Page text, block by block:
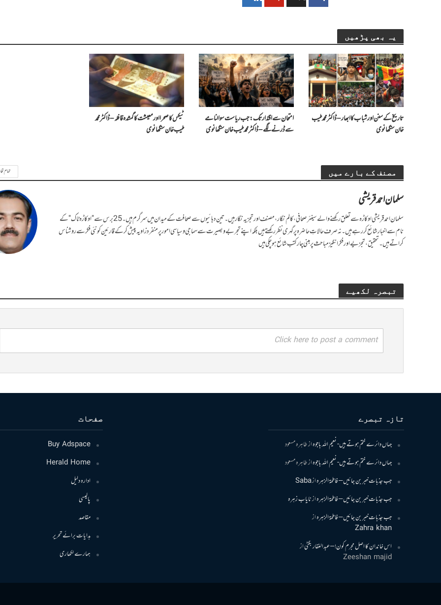
یہ بھی پڑھیں
تاریخ کے سنن اور شباب کا ابھار – ڈاکٹر محمد طیب
خان سنگھانوی
امتحان سے اقتدار تک: جب ریاست سوالنامے
سے ڈرنے لگے – ڈاکٹر محمد طیب خان سنگھانوی
ٹیکس کا صحرا اور معیشت کا گمشدہ قافلہ – ڈاکٹر محمد
طیب خان سنگھانوی
مصنف کے بارے میں تمام
سلمان احمد قریشی
سلمان احمد قریشی اوکاڑہ سے تعلق رکھنے والے سینئر صحافی، کالم نگار، مصنف اور تجزیہ نگار ہیں۔ تین دہائیوں سے صحافت کے میدان میں سرگرم ہیں۔ 25 برس سے "اوکاڑہ ٹاک" کے
نام سے اخبار شائع کر رہے ہیں۔ نہ صرف حالاتِ حاضرہ پر گہری نظر رکھتے ہیں بلکہ اپنے تجربے و بصیرت سے سماجی و سیاسی امور پر منفرد زاویہ پیش کرکے قارئین کو نئی فکر سے روشناس
کراتے ہیں۔ تحقیق، تجزیے اور فکر انگیز مباحث پر مبنی چار کتب شائع ہو چکی ہیں
تبصرہ لکھیے
Click here to post a comment
صفحات
Buy Adspace
Herald Home
ادارہ دلیل
پالیسی
مقاصد
ہدایات برائے تحریر
ہمارے لکھاری
تازہ تبصرے
جہاں دائرے ختم ہوتے ہیں- نعیم اللہ باجوہازطاہرہ مسعود
جہاں دائرے ختم ہوتے ہیں- نعیم اللہ باجوہازطاہرہ مسعود
جب جذبات خبر بن جائیں – فاطمۃالزہرہازSaba
جب جذبات خبر بن جائیں – فاطمۃالزہرہازنایاب زہرہ
جب جذبات خبر بن جائیں – فاطمۃالزہرہاز
Zahra khan
اس خاندان کا اصل مجرم کون! – عبدالغفار بگٹیاز
Zeeshan majid